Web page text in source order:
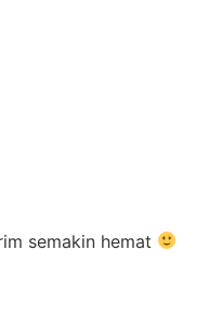
semakin hemat